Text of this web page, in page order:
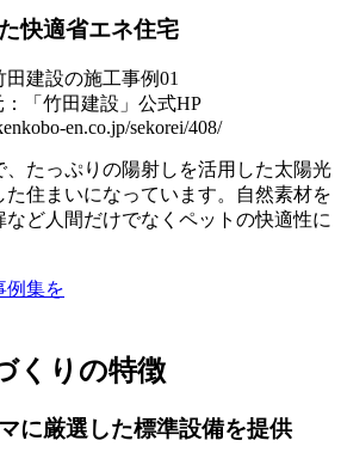
快適省エネ住宅
：「竹田建設」公式HP
en.co.jp/sekorei/408/
、たっぷりの陽射しを活用した太陽光
住まいになっています。自然素材を
ど人間だけでなくペットの快適性に
例集を
くりの特徴
に厳選した標準設備を提供